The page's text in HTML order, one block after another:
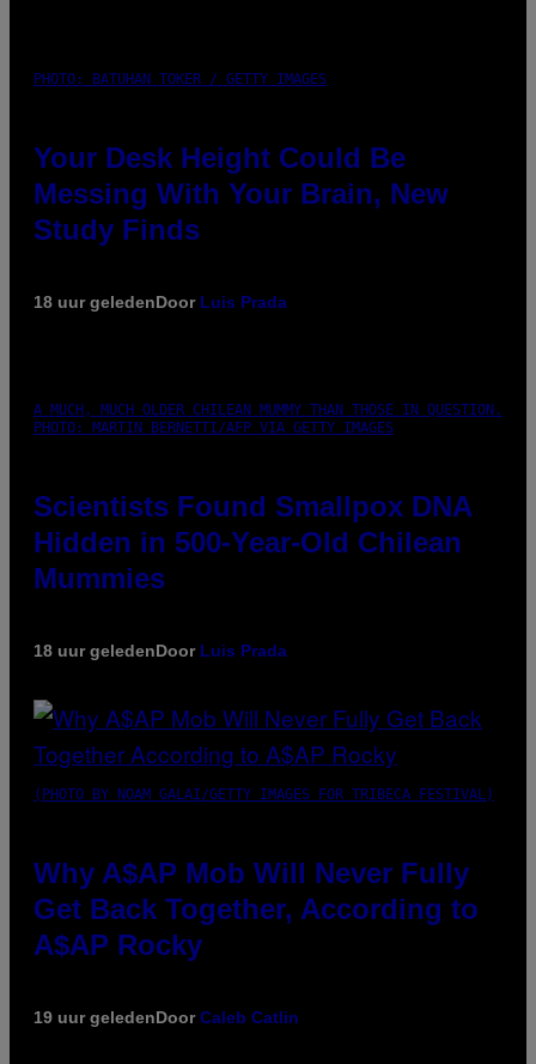
PHOTO: BATUHAN TOKER / GETTY IMAGES
Your Desk Height Could Be
Messing With Your Brain, New
Study Finds
18 uur geledenDoor Luis Prada
A MUCH, MUCH OLDER CHILEAN MUMMY THAN THOSE IN QUESTION.
PHOTO: MARTIN BERNETTI/AFP VIA GETTY IMAGES
Scientists Found Smallpox DNA
Hidden in 500-Year-Old Chilean
Mummies
18 uur geledenDoor Luis Prada
(PHOTO BY NOAM GALAI/GETTY IMAGES FOR TRIBECA FESTIVAL)
Why A$AP Mob Will Never Fully
Get Back Together, According to
A$AP Rocky
19 uur geledenDoorCaleb Catlin